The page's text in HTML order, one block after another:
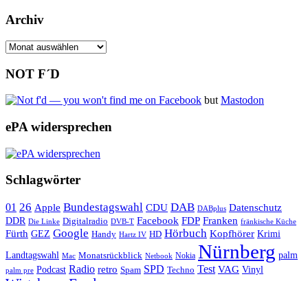
Archiv
Archiv
NOT F´D
but Mastodon
ePA widersprechen
Schlagwörter
01 26 Apple Bundestagswahl CDU DAB DABplus Datenschutz
DDR Die Linke Digitalradio DVB-T Facebook FDP Franken fränkische Küche
Fürth GEZ Google Handy Hartz IV HD Hörbuch Kopfhörer Krimi
Landtagswahl Mac Monatsrückblick Netbook Nokia Nürnberg palm
palm pre Podcast Radio retro Spam SPD Techno Test VAG Vinyl